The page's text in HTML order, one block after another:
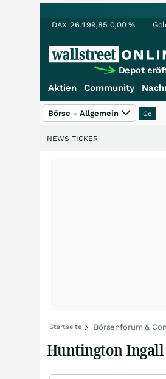
DAX 26.199,85 0,00%
Depot
Aktien Community
Börse - Allgemein
NEWS TICKER
Startseite Börsenforum &
Huntington Ingall